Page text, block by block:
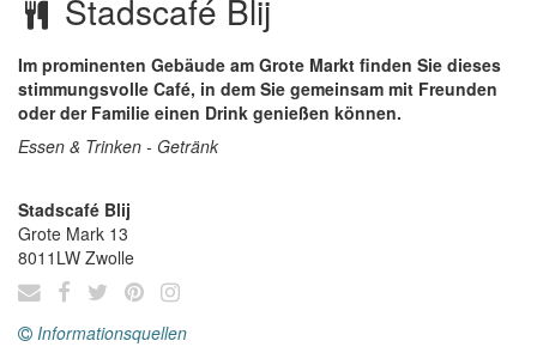
Stadscafé Blij
Im prominenten Gebäude am Grote Markt finden Sie dieses
stimmungsvolle Café, in dem Sie gemeinsam mit Freunden
oder der Familie einen Drink genießen können.
Essen & Trinken - Getränk
Stadscafé Blij
Grote Mark 13
8011LW Zwolle
Informationsquellen